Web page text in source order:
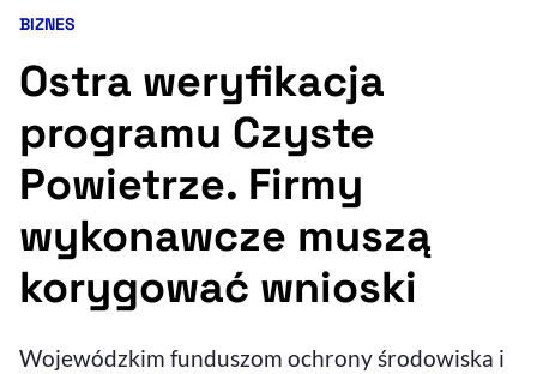
Ułatwienia dostępności wspierają:
Sprawdź, jak i dlaczego zwiększamy dostępność , otwiera się w nowym
Kategoria artykułu:
BIZNES
Ostra weryfikacja
programu Czyste
Powietrze. Firmy
wykonawcze muszą
korygować wnioski
Wojewódzkim funduszom ochrony środowiska i